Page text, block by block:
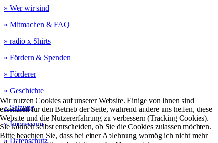
» Wer wir sind
» Mitmachen & FAQ
» radio x Shirts
» Fördern & Spenden
» Förderer
» Geschichte
» Satzung
» Impressum
» Datenschutz
Wir nutzen Cookies auf unserer Website. Einige von ihnen sind
essenziell für den Betrieb der Seite, während andere uns helfen, diese
Website und die Nutzererfahrung zu verbessern (Tracking Cookies).
Sie können selbst entscheiden, ob Sie die Cookies zulassen möchten.
Bitte beachten Sie, dass bei einer Ablehnung womöglich nicht mehr